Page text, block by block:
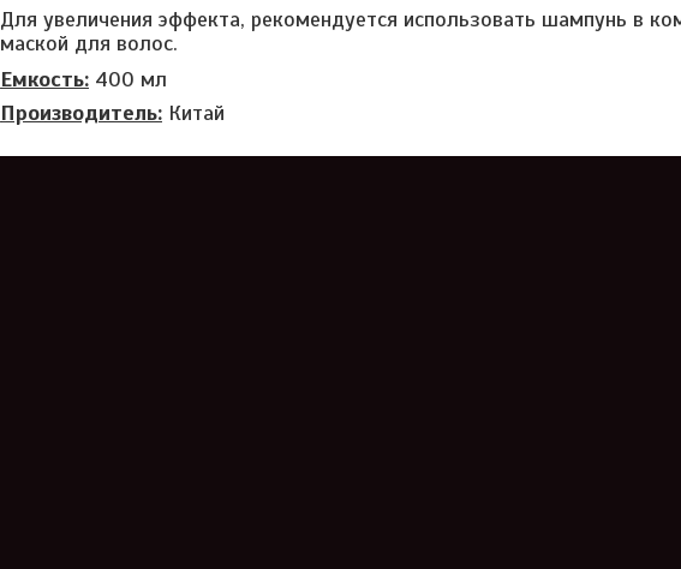
Для увеличения эффекта, рекомендуется использовать шампунь в
маской для волос.
Емкость: 400 мл
Производитель: Китай